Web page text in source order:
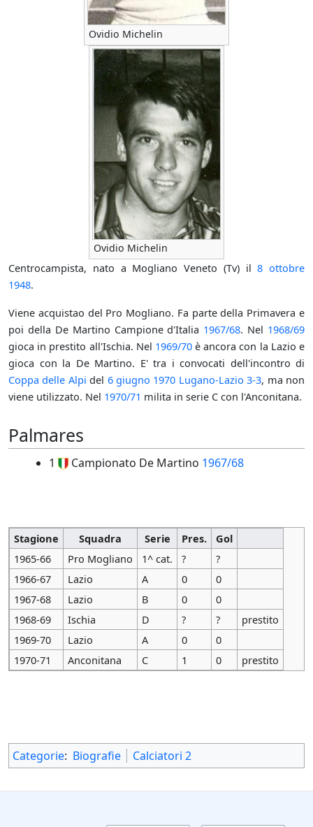
Ovidio Michelin
Ovidio Michelin
Centrocampista, nato a Mogliano Veneto (Tv) il8 ottobre
1948.
Viene acquistao del Pro Mogliano. Fa parte della Primavera e
poi della De Martino Campione d'Italia 1967/68. Nel 1968/69
gioca in prestito all'Ischia. Nel 1969/70è ancora con la Lazio e
gioca con la De Martino. E' tra i convocati dell'incontro di
Coppa delle Alpi del 6 giugno 1970 Lugano-Lazio 3-3, ma non
viene utilizzato. Nel 1970/71 milita in serie C con l'Anconitana.
Palmares
1 Campionato De Martino 1967/68
Stagione Squadra Serie Pres.
Gol
1965-66
Pro Mogliano 1^ cat. ?
?
1966-67
Lazio A 0
0
1967-68
Lazio B 0
0
1968-69
Ischia D ? ?
prestito
1969-70
Lazio A 0
0
1970-71
Anconitana C 1 0 prestito
Categorie: Biografie Calciatori 2